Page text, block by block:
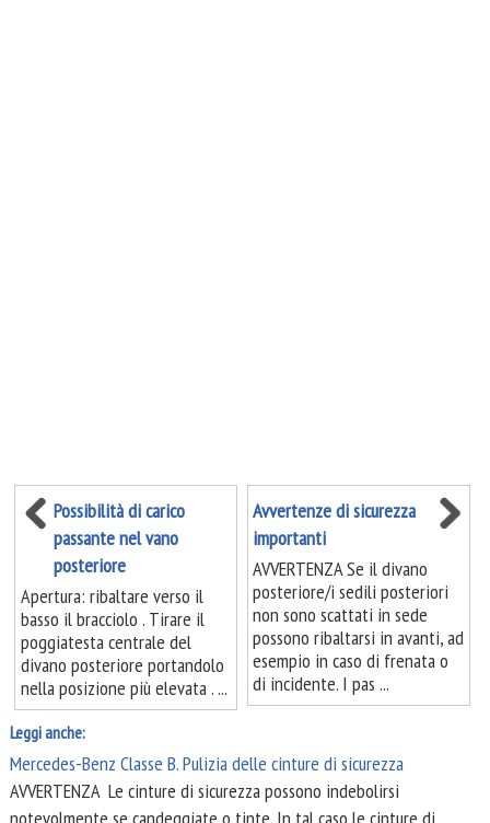
Possibilità di carico
passante nel vano
posteriore
Apertura: ribaltare verso il
basso il bracciolo . Tirare il
poggiatesta centrale del
divano posteriore portandolo
nella posizione più elevata . ...
Avvertenze di sicurezza
importanti
AVVERTENZA Se il divano
posteriore/i sedili posteriori
non sono scattati in sede
possono ribaltarsi in avanti, ad
esempio in caso di frenata o
di incidente. I pas ...
Leggi anche:
Mercedes-Benz Classe B. Pulizia delle cinture di sicurezza
AVVERTENZA Le cinture di sicurezza possono indebolirsi